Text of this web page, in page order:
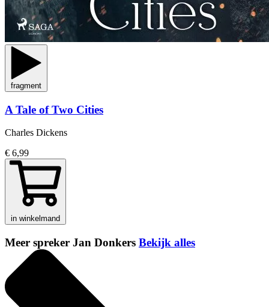
fragment
A Tale of Two Cities
Charles Dickens
€ 6,99
in winkelmand
Meer spreker Jan Donkers Bekijk alles